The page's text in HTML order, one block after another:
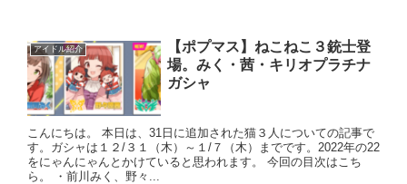
アイドル紹介
【ポプマス】ねこねこ３銃士登
場。みく・茜・キリオプラチナ
ガシャ
こんにちは。 本日は、31日に追加された猫３人についての記事で
す。ガシャは１２/３１（木）～１/７（木）までです。2022年の22
をにゃんにゃんとかけていると思われます。 今回の目次はこち
ら。 ・前川みく、野々...